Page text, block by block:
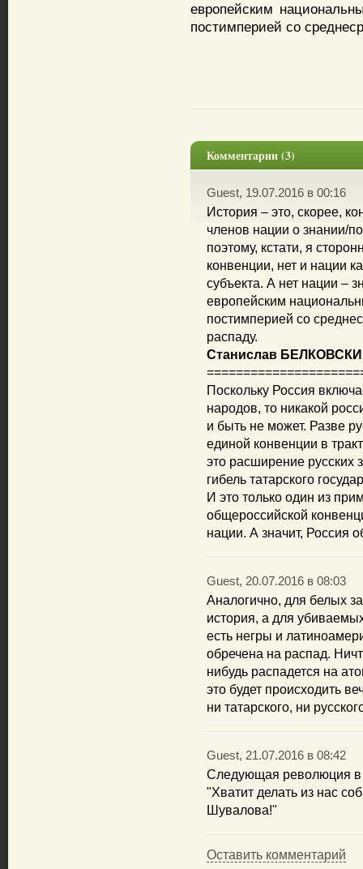
европейским
постимперией со
Комментарии (3)
Guest, 19.07.2016 в 00:16
История – это, скорее,
членов нации о знании/
поэтому, кстати, я
конвенции, нет и нации
субъекта. А нет нации –
европейским
постимперией со
распаду.
Станислав
Поскольку Россия
народов, то никакой
и быть не может. Разве
единой конвенции в
это расширение русских
гибель татарского
И это только один из
общероссийской
нации. А значит, Россия
Guest, 20.07.2016 в 08:03
Аналогично, для белых
история, а для
есть негры и
обречена на распад.
нибудь распадется на
это будет происходить
ни татарского, ни
Guest, 21.07.2016 в 08:42
Следующая революция в
"Хватит делать из нас
Шувалова!"
Оставить комментарий